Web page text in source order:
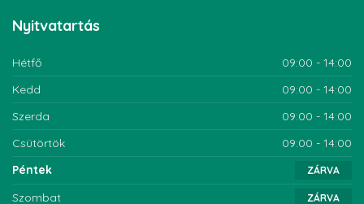
Nyitvatartás
Hétfő
09:00 - 14:00
Kedd
09:00 - 14:00
Szerda
09:00 - 14:00
Csütörtök
09:00 - 14:00
Péntek
ZÁRVA
Szombat ZÁRVA